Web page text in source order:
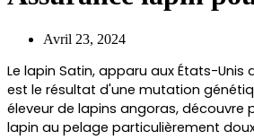
Avril 23, 2024
Le lapin Satin, apparu aux États-Unis
est le résultat d'une mutation
éleveur de lapins angoras, découvre
lapin au pelage particulièrement